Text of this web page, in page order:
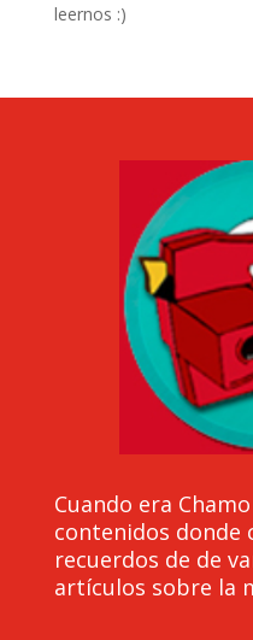
leernos :)
Cuando era
contenidos donde
recuerdos de de
artículos sobre la